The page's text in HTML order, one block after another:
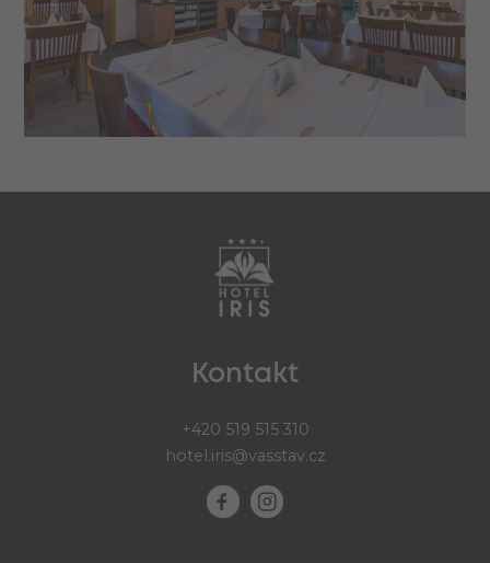
Kontakt
+420 519 515 310
hotel.iris@vasstav.cz